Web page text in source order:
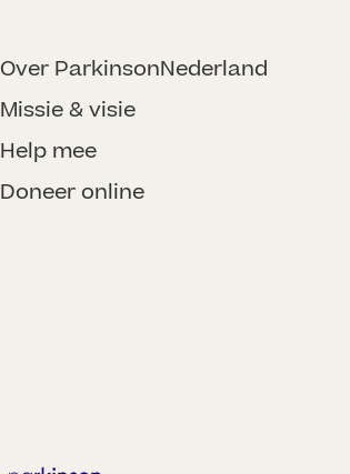
Over ParkinsonNederland
Missie & visie
Help mee
Doneer online